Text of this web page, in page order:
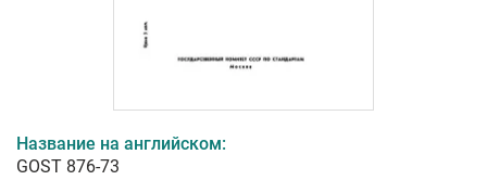
Название на английском:
GOST 876-73